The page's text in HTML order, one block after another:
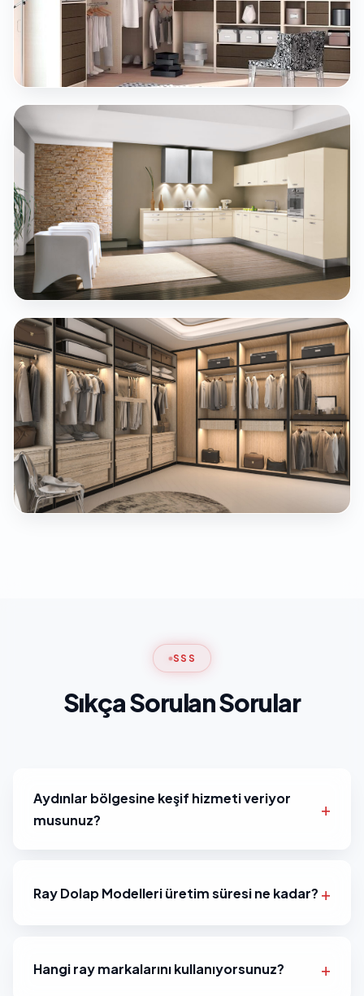
SSS
Sıkça Sorulan Sorular
Aydınlar bölgesine keşif hizmeti veriyor
musunuz?
Ray Dolap Modelleri üretim süresi ne kadar?
Hangi ray markalarını kullanıyorsunuz?